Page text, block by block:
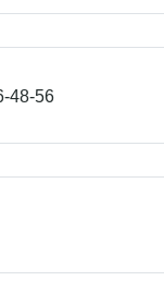
48-56